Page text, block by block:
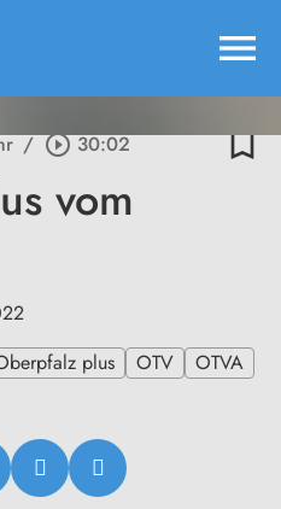
menu
/ play_circle_outline30:02 bookmark_border
vom
plus OTV
OTVA